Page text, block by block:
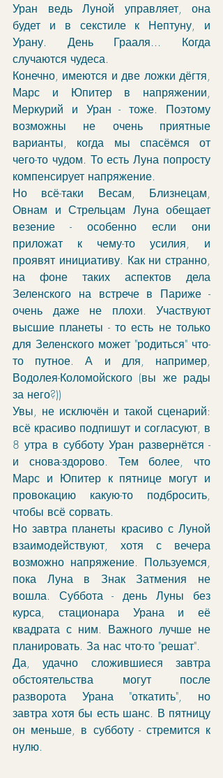
Уран ведь Луной управляет, она
будет и в секстиле к Нептуну, и
Урану. День Грааля... Когда
случаются чудеса.
Конечно, имеются и две ложки дёгтя,
Марс и Юпитер в напряжении,
Меркурий и Уран - тоже. Поэтому
возможны не очень приятные
варианты, когда мы спасёмся от
чего-то чудом. То есть Луна попросту
компенсирует напряжение.
Но всё-таки Весам, Близнецам,
Овнам и Стрельцам Луна обещает
везение - особенно если они
приложат к чему-то усилия, и
проявят инициативу. Как ни странно,
на фоне таких аспектов дела
Зеленского на встрече в Париже -
очень даже не плохи. Участвуют
высшие планеты - то есть не только
для Зеленского может "родиться" что-
то путное. А и для, например,
Водолея-Коломойского (вы же рады
за него?))
Увы, не исключён и такой сценарий:
всё красиво подпишут и согласуют, в
8 утра в субботу Уран развернётся -
и снова-здорово. Тем более, что
Марс и Юпитер к пятнице могут и
провокацию какую-то подбросить,
чтобы всё сорвать.
Но завтра планеты красиво с Луной
взаимодействуют, хотя с вечера
возможно напряжение. Пользуемся,
пока Луна в Знак Затмения не
вошла. Суббота - день Луны без
курса, стационара Урана и её
квадрата с ним. Важного лучше не
планировать. За нас что-то "решат".
Да, удачно сложившиеся завтра
обстоятельства могут после
разворота Урана "откатить", но
завтра хотя бы есть шанс. В пятницу
он меньше, в субботу - стремится к
нулю.